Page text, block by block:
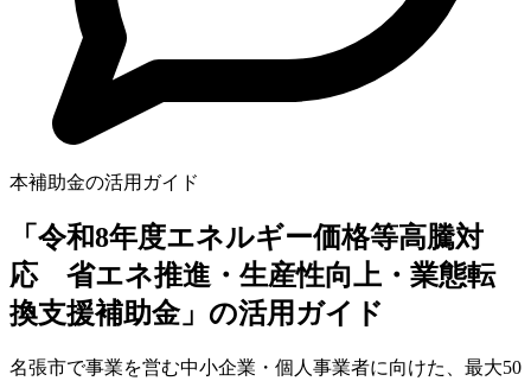
本補助金の活用ガイド
「令和8年度エネルギー価格等高騰対
応 省エネ推進・生産性向上・業態転
換支援補助金」の活用ガイド
名張市で事業を営む中小企業・個人事業者に向けた、最大50